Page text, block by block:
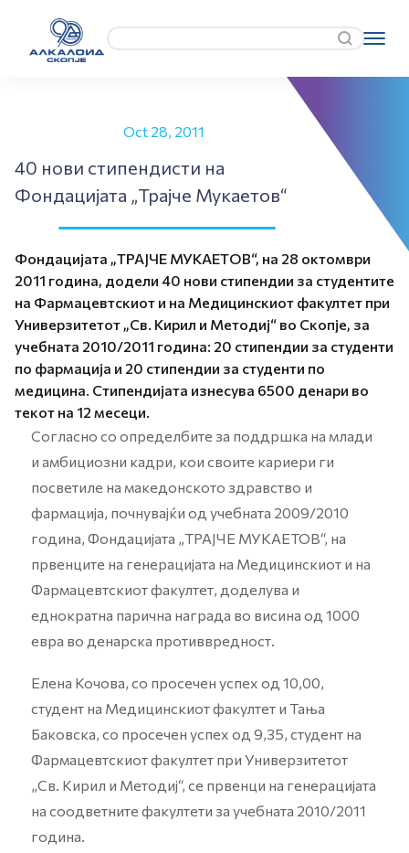
Oct 28, 2011
40 нови стипендисти на
Фондацијата „Трајче Мукаетов“
Фондацијата „ТРАЈЧЕ МУКАЕТОВ“, на 28 октомври
2011 година, додели 40 нови стипендии за студентите
на Фармацевтскиот и на Медицинскиот факултет при
Универзитетот „Св. Кирил и Методиј“ во Скопје, за
учебната 2010/2011 година: 20 стипендии за студенти
по фармација и 20 стипендии за студенти по
медицина. Стипендијата изнесува 6500 денари во
текот на 12 месеци.
Согласно со определбите за поддршка на млади
и амбициозни кадри, кои своите кариери ги
посветиле на македонското здравство и
фармација, почнувајќи од учебната 2009/2010
година, Фондацијата „ТРАЈЧЕ МУКАЕТОВ“, на
првенците на генерацијата на Медицинскиот и на
Фармацевтскиот факултет, доделува и
еднократна парична награда во висина од 1000
евра во денарска противвредност.
Елена Кочова, со просечен успех од 10,00,
студент на Медицинскиот факултет и Тања
Баковска, со просечен успех од 9,35, студент на
Фармацевтскиот факултет при Универзитетот
„Св. Кирил и Методиј“, се првенци на генерацијата
на соодветните факултети за учебната 2010/2011
година.